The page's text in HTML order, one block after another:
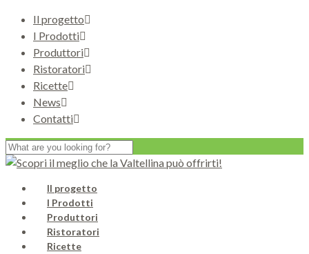
Il progetto
I Prodotti
Produttori
Ristoratori
Ricette
News
Contatti
Il progetto
I Prodotti
Produttori
Ristoratori
Ricette